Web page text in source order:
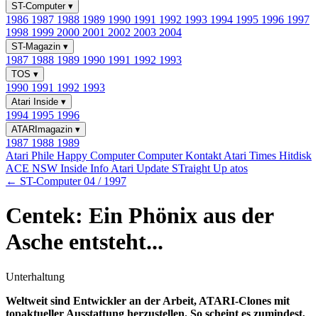
ST-Computer ▾
1986 1987 1988 1989 1990 1991 1992 1993 1994 1995 1996 1997
1998 1999 2000 2001 2002 2003 2004
ST-Magazin ▾
1987 1988 1989 1990 1991 1992 1993
TOS ▾
1990 1991 1992 1993
Atari Inside ▾
1994 1995 1996
ATARImagazin ▾
1987 1988 1989
Atari Phile Happy ComputerComputer Kontakt Atari Times Hitdisk
ACE NSW Inside Info Atari Update STraight Up atos
← ST-Computer 04 / 1997
Centek: Ein Phönix aus der
Asche entsteht...
Unterhaltung
Weltweit sind Entwickler an der Arbeit, ATARI-Clones mit
topaktueller Ausstattung herzustellen. So scheint es zumindest,